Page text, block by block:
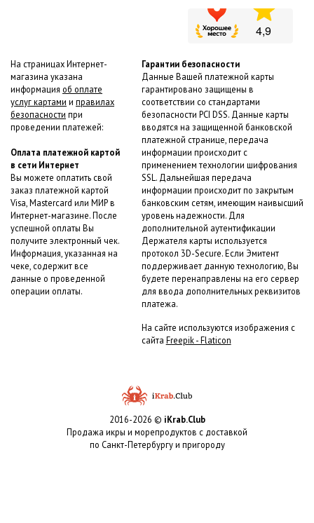
На страницах Интернет-
магазина указана
информация об оплате
услуг картами и правилах
безопасности при
проведении платежей:
Оплата платежной картой
в сети Интернет
Вы можете оплатить свой
заказ платежной картой
Visa, Mastercard или МИР в
Интернет-магазине. После
успешной оплаты Вы
получите электронный чек.
Информация, указанная на
чеке, содержит все
данные о проведенной
операции оплаты.
Гарантии безопасности
Данные Вашей платежной карты
гарантировано защищены в
соответствии со стандартами
безопасности PCI DSS. Данные карты
вводятся на защищенной банковской
платежной странице, передача
информации происходит с
применением технологии шифрования
SSL. Дальнейшая передача
информации происходит по закрытым
банковским сетям, имеющим наивысший
уровень надежности. Для
дополнительной аутентификации
Держателя карты используется
протокол 3D-Secure. Если Эмитент
поддерживает данную технологию, Вы
будете перенаправлены на его сервер
для ввода дополнительных реквизитов
платежа.
На сайте используются изображения с
сайта Freepik - Flaticon
2016-2026 © iKrab.Club
Продажа икры и морепродуктов с доставкой
по Санкт-Петербургу и пригороду